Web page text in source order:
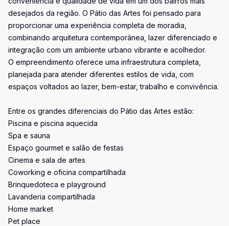
desejados da região. O Pátio das Artes foi pensado para
proporcionar uma experiência completa de moradia,
combinando arquitetura contemporânea, lazer diferenciado e
integração com um ambiente urbano vibrante e acolhedor.
O empreendimento oferece uma infraestrutura completa,
planejada para atender diferentes estilos de vida, com
espaços voltados ao lazer, bem-estar, trabalho e convivência.
Entre os grandes diferenciais do Pátio das Artes estão:
Piscina e piscina aquecida
Spa e sauna
Espaço gourmet e salão de festas
Cinema e sala de artes
Coworking e oficina compartilhada
Brinquedoteca e playground
Lavanderia compartilhada
Home market
Pet place